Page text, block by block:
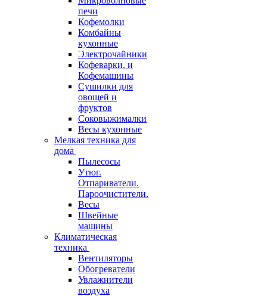
печи
Кофемолки
Комбайны
кухонные
Электрочайники
Кофеварки. и
Кофемашины
Сушилки для
овощей и
фруктов
Соковыжималки
Весы кухонные
Мелкая техника для
дома
Пылесосы
Утюг.
Отпариватели.
Пароочистители.
Весы
Швейные
машины
Климатическая
техника
Вентиляторы
Обогреватели
Увлажнители
воздуха